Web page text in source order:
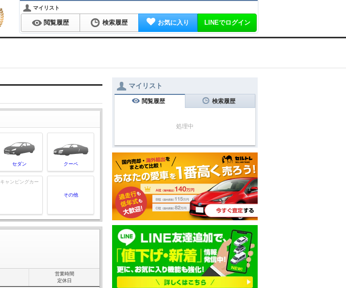
マイリスト
閲覧履歴 検索履歴 お気に入り LINEでログイン
セダン クーペ
キャンピングカー
その他
営業時間
定休日
マイリスト
閲覧履歴 検索履歴
処理中